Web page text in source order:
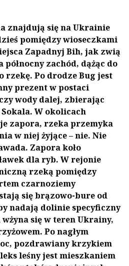
znajdują się na Ukrainie
pomiędzy wioseczkami
Zapadnyj Bih, jak zwią
zachód, dążąc do
Po drodze Bug jest
prezent w postaci
wody dalej, zbierając
W okolicach
zapora, rzeka przemyka
w niej żyjące – nie. Nie
Zapora koło
dla ryb. W rejonie
rzeką pomiędzy
czarnoziemy
się brązowo-bure od
nadają dolinie specyficzny
się w teren Ukrainy,
Po nagłym
pozdrawiany krzykiem
leśny jest mieszkaniem